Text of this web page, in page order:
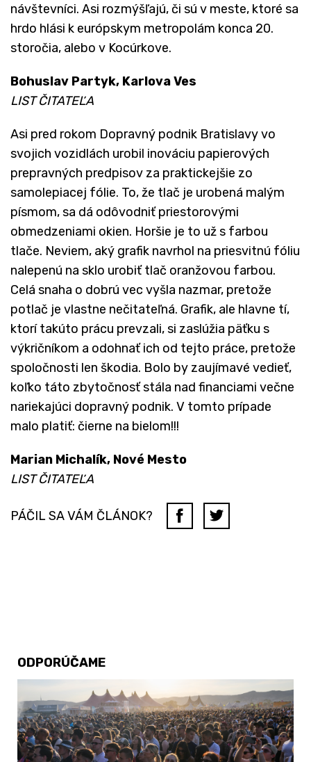
návštevníci. Asi rozmýšľajú, či sú v meste, ktoré sa
hrdo hlási k európskym metropolám konca 20.
storočia, alebo v Kocúrkove.
Bohuslav Partyk, Karlova Ves
LIST ČITATEĽA
Asi pred rokom Dopravný podnik Bratislavy vo
svojich vozidlách urobil inováciu papierových
prepravných predpisov za praktickejšie zo
samolepiacej fólie. To, že tlač je urobená malým
písmom, sa dá odôvodniť priestorovými
obmedzeniami okien. Horšie je to už s farbou
tlače. Neviem, aký grafik navrhol na priesvitnú fóliu
nalepenú na sklo urobiť tlač oranžovou farbou.
Celá snaha o dobrú vec vyšla nazmar, pretože
potlač je vlastne nečitateľná. Grafik, ale hlavne tí,
ktorí takúto prácu prevzali, si zaslúžia päťku s
výkričníkom a odohnať ich od tejto práce, pretože
spoločnosti len škodia. Bolo by zaujímavé vedieť,
koľko táto zbytočnosť stála nad financiami večne
nariekajúci dopravný podnik. V tomto prípade
malo platiť: čierne na bielom!!!
Marian Michalík, Nové Mesto
LIST ČITATEĽA
PÁČIL SA VÁM ČLÁNOK?
ODPORÚČAME